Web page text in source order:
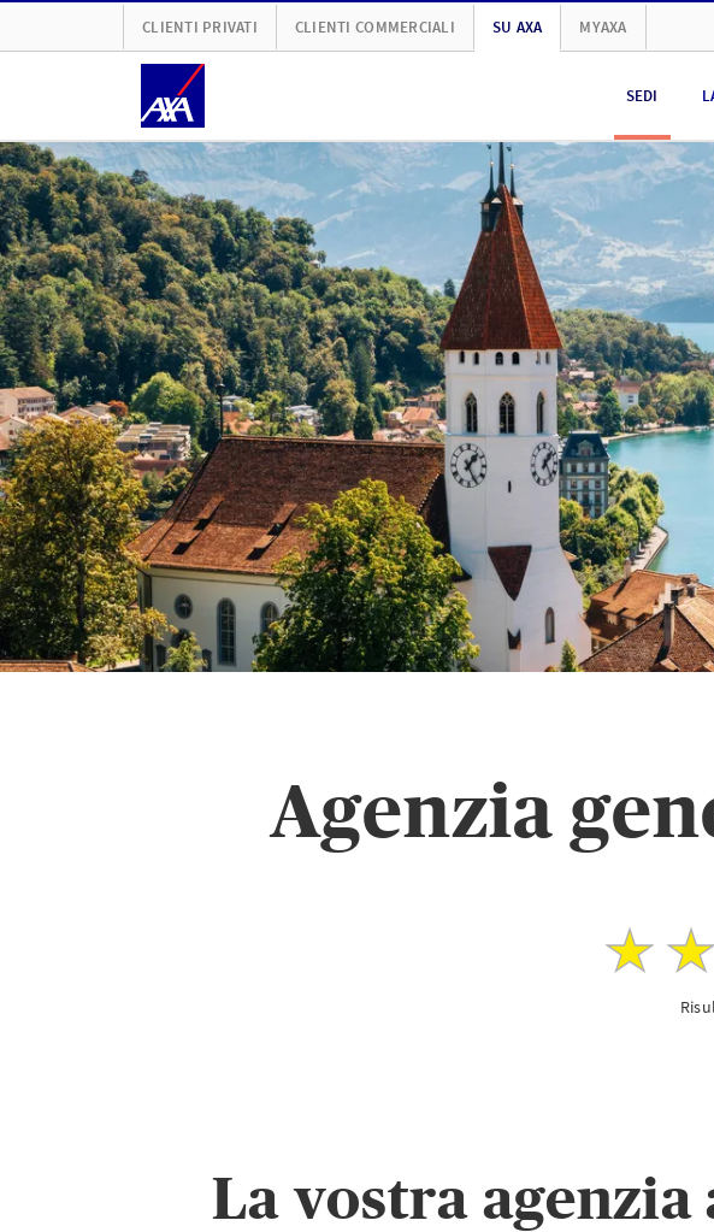
CLIENTI PRIVATI CLIENTI COMMERCIALI SU AXA MYAXA
SEDI
Agenzia
La vostra